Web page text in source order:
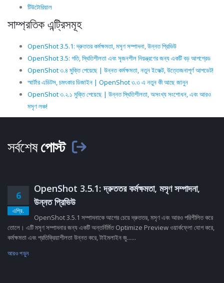
টিউটোরিয়াল
সাম্প্রতিক এন্ট্রিসমূহ
OpenShot 3.5.1: দ্রুততর কর্মক্ষমতা, মসৃণ সম্পাদনা, উন্নত প্রিভিউ
OpenShot 3.5: গতি, স্থিতিশীলতা এবং সৃজনশীল নিয়ন্ত্রণের জন্য একটি বড় আপগ্রেড
OpenShot ৩.৪ মুক্তি পেয়েছে | উন্নত কর্মক্ষমতা, নতুন ইফেক্ট, উত্তেজনাপূর্ণ আপডেট!
স্মার্টার এডিটস, চমৎকার ডিজাইন | OpenShot ৩.৩ এ নতুন কী আছে জানুন
OpenShot ৩.২.১ মুক্তি পেয়েছে | উন্নত স্থিতিশীলতা, অসংখ্য সংশোধন, এবং আরও
মসৃণ লঞ্চ!
সর্বশেষপোস্ট
6
এপ্রি.
OpenShot 3.5.1: দ্রুততর কর্মক্ষমতা, মসৃণ সম্পাদনা,
উন্নত প্রিভিউ
OpenShot 3.5.1 সম্পাদনাকে আগের চেয়ে দ্রুততর, মসৃণ এবং আরও পরিশীলিত করে
তোলে। এটি মসৃণ সম্পাদনার জন্য একটি অন্তর্নির্মিত Optimize Preview ওয়ার্কফ্লো যোগ করে,
কর্মক্ষমতা এবং প্রতিক্রিয়াশীলতা উন্নত করে, টাইমলাইন জু......
আরও পড়ুন